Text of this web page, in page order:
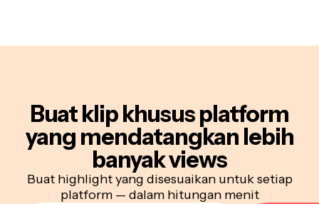
Buat klip khusus platform
yang mendatangkan lebih
banyak views
Buat highlight yang disesuaikan untuk setiap
platform — dalam hitungan menit